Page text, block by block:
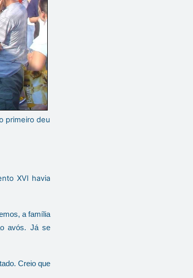
primeiro deu
XVI havia
a família
avós. Já se
Creio que